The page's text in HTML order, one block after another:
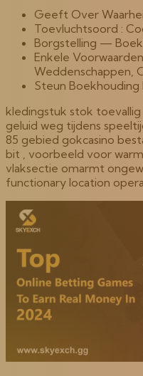
Geeft Over
Toevluchtsoord :
Borgstelling —
Enkele
Weddenschappen,
Steun
kledingstuk stok
geluid weg tijdens
85 gebied gokcasino
bit , voorbeeld voor
vlaksectie omarmt
functionary location